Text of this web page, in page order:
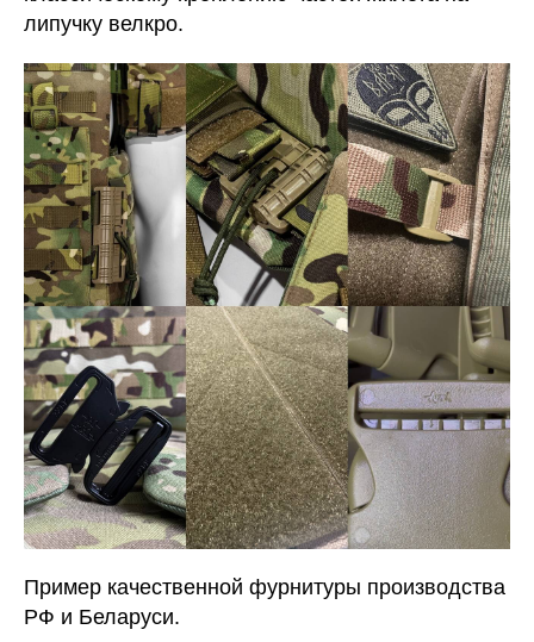
липучку велкро.
Пример качественной фурнитуры производства
РФ и Беларуси.